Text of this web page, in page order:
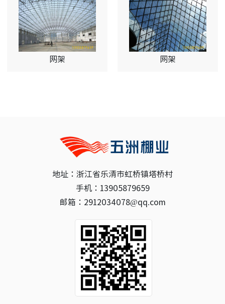
网架 网架
地址：浙江省乐清市虹桥镇塔桥村
手机：13905879659
邮箱：2912034078@qq.com